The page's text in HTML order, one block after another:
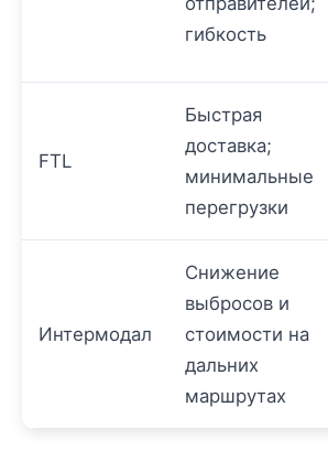
гибкость
FTL
Быстрая
доставка;
минимальные
перегрузки
Интермодал
Снижение
выбросов и
стоимости на
дальних
маршрутах